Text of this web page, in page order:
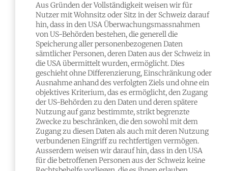
Aus Gründen der Vollständigkeit weisen wir für
Nutzer mit Wohnsitz oder Sitz in der Schweiz darauf
hin, dass in den USA Überwachungsmassnahmen
von US-Behörden bestehen, die generell die
Speicherung aller personenbezogenen Daten
sämtlicher Personen, deren Daten aus der Schweiz in
die USA übermittelt wurden, ermöglicht. Dies
geschieht ohne Differenzierung, Einschränkung oder
Ausnahme anhand des verfolgten Ziels und ohne ein
objektives Kriterium, das es ermöglicht, den Zugang
der US-Behörden zu den Daten und deren spätere
Nutzung auf ganz bestimmte, strikt begrenzte
Zwecke zu beschränken, die den sowohl mit dem
Zugang zu diesen Daten als auch mit deren Nutzung
verbundenen Eingriff zu rechtfertigen vermögen.
Ausserdem weisen wir darauf hin, dass in den USA
für die betroffenen Personen aus der Schweiz keine